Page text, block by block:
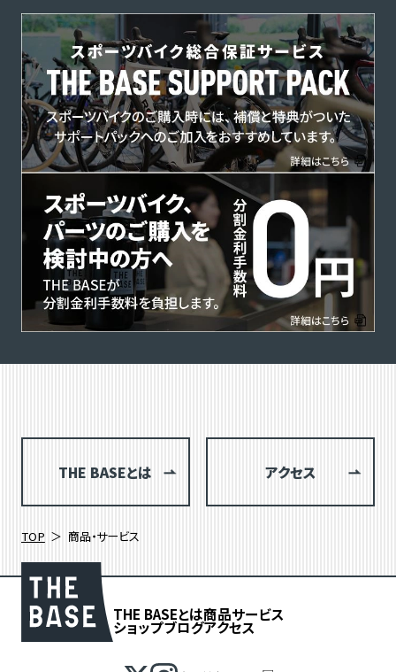
THE BASEとは アクセス
TOP 商品・サービス
THE BASEとは商品サービス
ショップブログアクセス